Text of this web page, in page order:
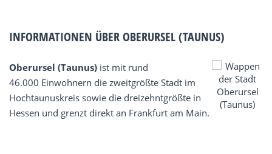
INFORMATIONEN ÜBER OBERURSEL (TAUNUS)
Oberursel (Taunus) ist mit rund
46.000 Einwohnern die zweitgrößte Stadt im
Hochtaunuskreis sowie die dreizehntgrößte in
Hessen und grenzt direkt an Frankfurt am Main.